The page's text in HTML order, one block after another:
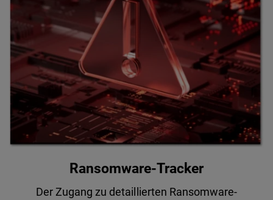
Ransomware-Tracker
Der Zugang zu detaillierten Ransomware-